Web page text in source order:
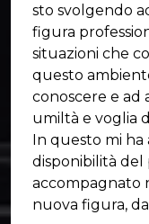
sto svolgendo
figura
situazioni che
questo
conoscere e ad
umiltà e voglia
In questo mi ha
disponibilità del
accompagnato
nuova figura,